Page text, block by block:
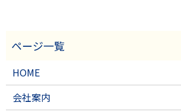
HOME
会社案内